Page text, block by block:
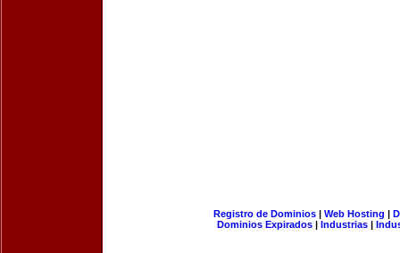
Registro de Dominios| Web Hosting |
Dominios Expirados | Industrias |